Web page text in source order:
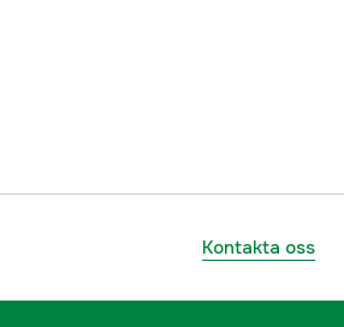
Kontakta oss